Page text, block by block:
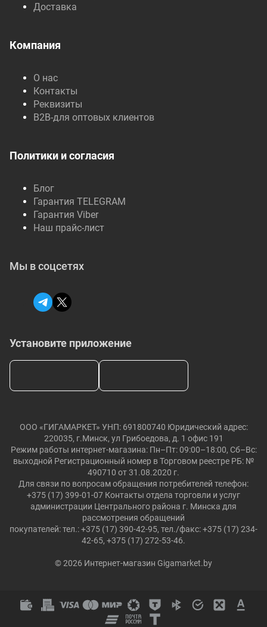
Доставка
Компания
О нас
Контакты
Реквизиты
B2B-для оптовых клиентов
Политики и согласия
Блог
Гарантия TELEGRAM
Гарантия Viber
Наш прайс-лист
Установите приложение
Мы в соцсетях
ООО «ГИГАМАРКЕТ» УНП: 691800740 Юридический адрес:
220035, г.Минск, ул Грибоедова, д. 1 офис 191
Режим работы интернет-магазина: Пн–Пт: 09:00–18:00, Сб–Вс:
выходной Регистрационный номер в Торговом реестре РБ: №
490710 от 31.08.2020 г.
Для связи по вопросам обращения потребителей телефон:
+375 (17) 399-01-07 Контакты отдела торговли и услуг
администрации Центрального района г. Минска для
рассмотрения обращений
покупателей: тел.: +375 (17) 390-42-95, тел./факс: +375 (17) 234-
42-65, +375 (17) 272-53-46.
© 2026 Интернет-магазин Gigamarket.by